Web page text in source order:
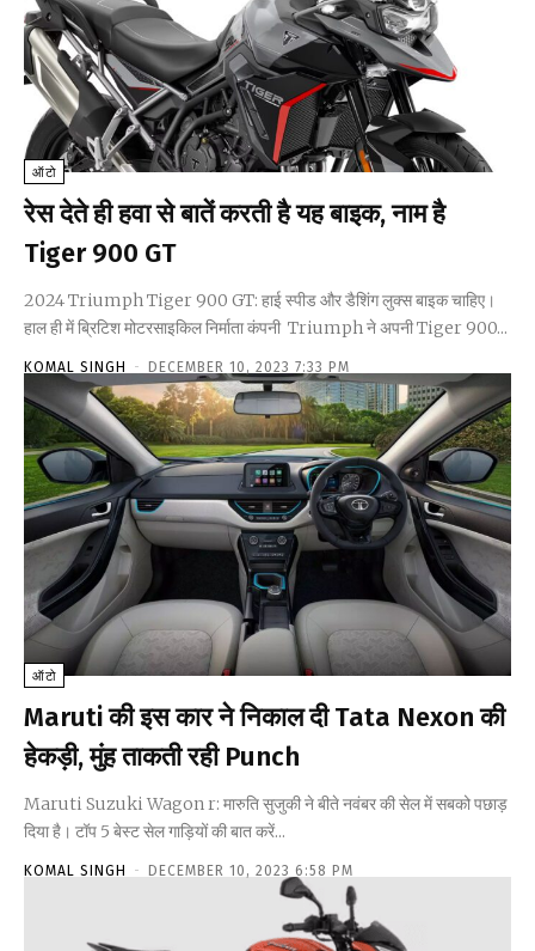
ऑटो
रेस देते ही हवा से बातें करती है यह बाइक, नाम है
Tiger 900 GT
2024 Triumph Tiger 900 GT: हाई स्पीड और डैशिंग लुक्स बाइक चाहिए।
हाल ही में ब्रिटिश मोटरसाइकिल निर्माता कंपनी Triumph ने अपनी Tiger 900...
KOMAL SINGH - DECEMBER 10, 2023 7:33 PM
ऑटो
Maruti की इस कार ने निकाल दी Tata Nexon की
हेकड़ी, मुंह ताकती रही Punch
Maruti Suzuki Wagon r: मारुति सुजुकी ने बीते नवंबर की सेल में सबको पछाड़
दिया है। टॉप 5 बेस्ट सेल गाड़ियों की बात करें...
KOMAL SINGH - DECEMBER 10, 2023 6:58 PM